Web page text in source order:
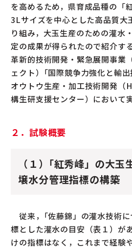
を高めるため，県育成品種の「
3Lサイズを中心とした高品質大
り組み，大玉生産のための灌水
定の成果が得られたので紹介す
革新的技術開発・緊急展開事業
ェクト）｢国際競争力強化と輸
オウトウ生産・加工技術開発（
構生研支援センター）において
２．試験概要
（１）｢紅秀峰」の大玉
壌水分管理指標の構築
従来，｢佐藤錦」の灌水技術
標とした灌水の目安（表１）が
けの指標はなく，これまで経験